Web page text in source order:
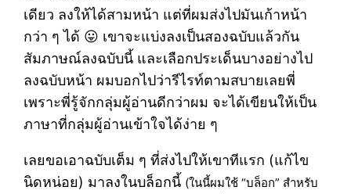
เดียว ลงให้ได้สามหน้า แต่ที่ผมส่งไปมันเก้าหน้า
กว่า ๆ ได้ 😛 เขาจะแบ่งลงเป็นสองฉบับแล้วกัน
สัมภาษณ์ลงฉบับนี้ และเลือกประเด็นบางอย่างไป
ลงฉบับหน้า ผมบอกไปว่ารีไรท์ตามสบายเลยพี่
เพราะพี่รู้จักกลุ่มผู้อ่านดีกว่าผม จะได้เขียนให้เป็น
ภาษาที่กลุ่มผู้อ่านเข้าใจได้ง่าย ๆ
เลยขอเอาฉบับเต็ม ๆ ที่ส่งไปให้เขาทีแรก (แก้ไข
นิดหน่อย) มาลงในบล็อกนี้ (ในนี้ผมใช้ “บล็อก” สำหรับ